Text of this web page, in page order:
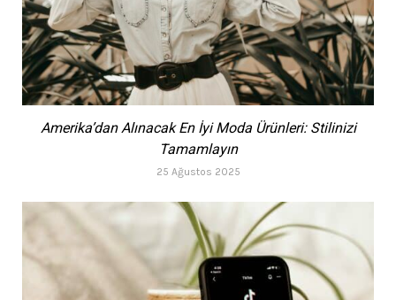
Amerika’dan Alınacak En İyi Moda Ürünleri: Stilinizi
Tamamlayın
25 Ağustos 2025